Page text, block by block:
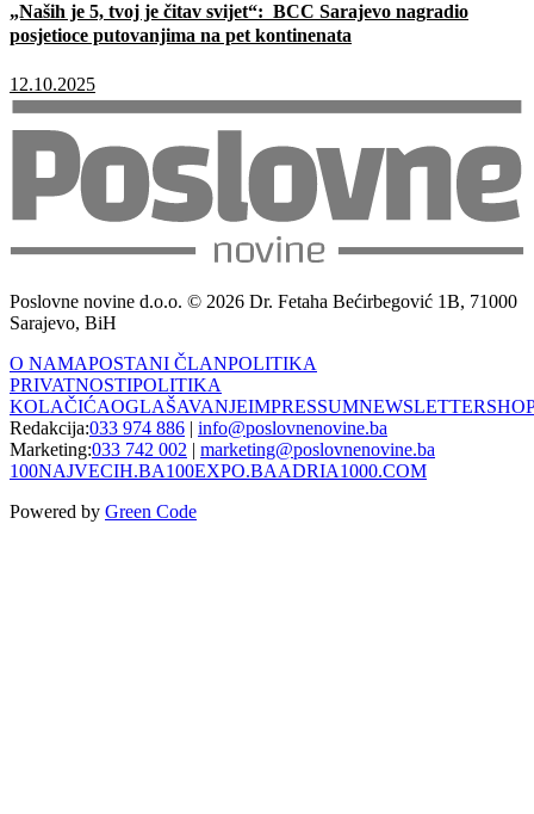
„Naših je 5, tvoj je čitav svijet“: BCC Sarajevo nagradio
posjetioce putovanjima na pet kontinenata
12.10.2025
Poslovne novine d.o.o. © 2026 Dr. Fetaha Bećirbegović 1B, 71000
Sarajevo, BiH
O NAMAPOSTANI ČLANPOLITIKA
PRIVATNOSTIPOLITIKA
KOLAČIĆAOGLAŠAVANJEIMPRESSUMNEWSLETTER
Redakcija:033 974 886 | info@poslovnenovine.ba
Marketing:033 742 002 | marketing@poslovnenovine.ba
100NAJVECIH.BA100EXPO.BAADRIA1000.COM
Powered by Green Code